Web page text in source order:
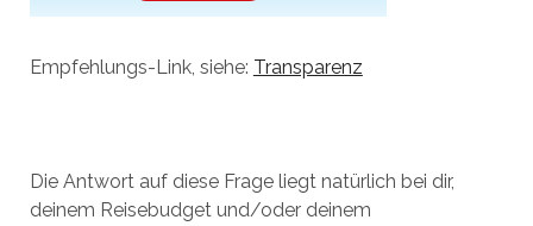
Empfehlungs-Link, siehe: Transparenz
Die Antwort auf diese Frage liegt natürlich bei dir,
deinem Reisebudget und/oder deinem